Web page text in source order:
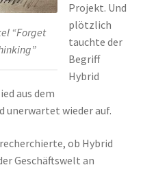
“Forget
Projekt. Und
plötzlich
tauchte der
Begriff
Hybrid
aus dem
wieder auf.
ob Hybrid
Geschäftswelt an